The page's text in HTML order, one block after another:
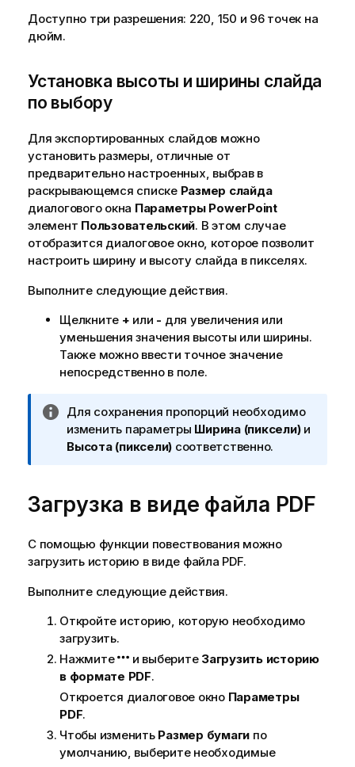
Доступно три разрешения: 220, 150 и 96 точек на
дюйм.
Установка высоты и ширины слайда
по выбору
Для экспортированных слайдов можно
установить размеры, отличные от
предварительно настроенных, выбрав в
раскрывающемся списке Размер слайда
диалогового окна Параметры PowerPoint
элемент Пользовательский. В этом случае
отобразится диалоговое окно, которое позволит
настроить ширину и высоту слайда в пикселях.
Выполните следующие действия.
Щелкните + или - для увеличения или
уменьшения значения высоты или ширины.
Также можно ввести точное значение
непосредственно в поле.
П
р
и
ч
а
и
е
н
ф
о
р
м
а
и
и
Для сохранения пропорций необходимо
изменить параметры Ширина (пиксели)и
Высота (пиксели) соответственно.
Загрузка в виде файла PDF
С помощью функции повествования можно
загрузить историю в виде файла PDF.
Выполните следующие действия.
Откройте историю, которую необходимо
загрузить.
Нажмите
и выберите Загрузить историю
в формате PDF.
Откроется диалоговое окно Параметры
PDF.
Чтобы изменить Размер бумаги по
умолчанию, выберите необходимые